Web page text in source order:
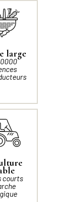
large
courts